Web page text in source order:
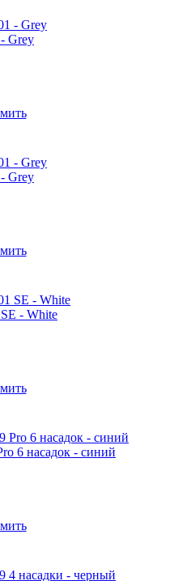
Grey
Grey
- White
6 насадок - синий